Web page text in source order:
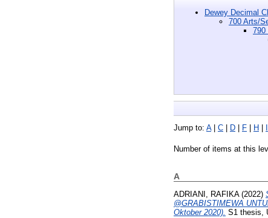
Dewey Decimal
700 Arts/
790
Jump to: A| C D F H
Number of items at this
A
ADRIANI, RAFIKA(2022)
@GRABISTIMEWA
Oktober 2020). S1 thesis,